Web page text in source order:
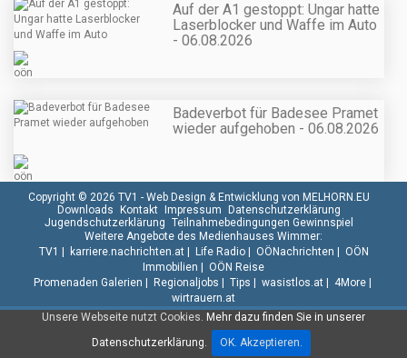
Auf der A1 gestoppt: Ungar hatte
Laserblocker und Waffe im Auto
- 06.08.2026
Badeverbot für Badesee Pramet
wieder aufgehoben - 06.08.2026
Unsere Webseite nutzt Cookies. Mehr dazu finden Sie in unserer
Datenschutzerklärung.
OK. Akzeptieren.
Copyright © 2026 TV1 - Web Design & Entwicklung von MELHORN.EU
Downloads
Kontakt Impressum
Datenschutzerklärung
Jugendschutzerklärung Teilnahmebedingungen Gewinnspiel
Weitere Angebote des Medienhauses Wimmer:
TV1
karriere.nachrichten.at| Life Radio| OÖNachrichten
OÖN
Immobilien
OÖN Reise
Promenaden Galerien
Regionaljobs Tips wasistlos.at| 4More|
wirtrauern.at